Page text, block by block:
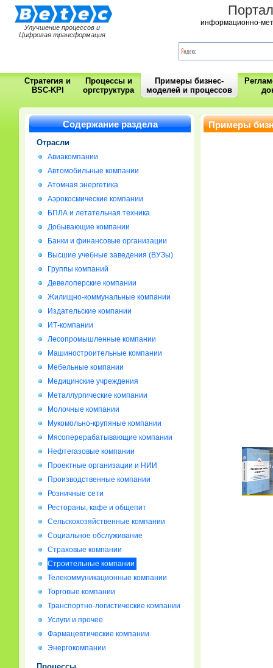
Улучшение процессов и
Цифровая трансформация
информационно-
Стратегия и
BSC-KPI
Процессы и
оргструктура
Примеры бизнес-
моделей и процессов
Содержание раздела
Отрасли
Авиакомпании
Автомобильные компании
Атомная энергетика
Аэрокосмические компании
БПЛА и летательная техника
Добывающие компании
Банки и финансовые организации
Высшие учебные заведения (ВУЗы)
Группы компаний
Девелоперские компании
Жилищно-коммунальные компании
Издательские компании
ИТ-компании
Лесопромышленные компании
Машиностроительные компании
Мебельные компании
Медицинские учреждения
Металлургические компании
Молочные компании
Мукомольно-крупяные компании
Мясоперерабатывающие компании
Нефтегазовые компании
Проектные организации и НИИ
Производственные компании
Розничные сети
Рестораны, кафе и общепит
Сельскохозяйственные компании
Социальное обслуживание
Страховые компании
Строительные компании
Телекоммуникационные компании
Торговые компании
Транспортно-логистические компании
Услуги и прочее
Фармацевтические компании
Энергокомпании
Примеры